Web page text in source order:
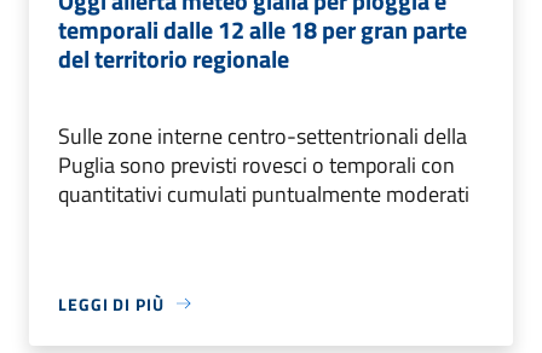
temporali dalle 12 alle 18 per gran parte
del territorio regionale
Sulle zone interne centro-settentrionali della
Puglia sono previsti rovesci o temporali con
quantitativi cumulati puntualmente moderati
LEGGI DI PIÙ